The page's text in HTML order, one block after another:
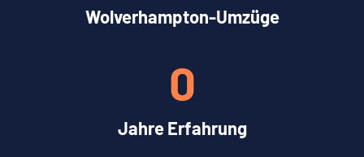
Wolverhampton-Umzüge
Jahre Erfahrung
0